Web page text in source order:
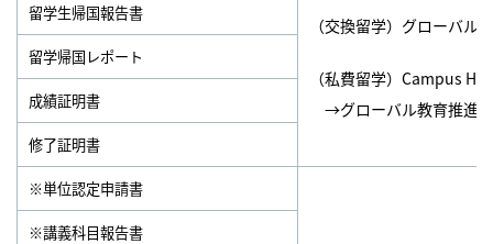
留学生帰国報告書
（交換留学）グローバル
（私費留学）Campus
→グローバル教育推進
留学帰国レポート
成績証明書
修了証明書
※単位認定申請書
※講義科目報告書